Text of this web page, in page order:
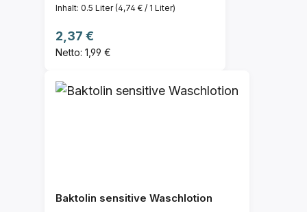
Inhalt: 0.5 Liter(4,74 € / 1 Liter)
Regulärer Preis:
2,37 €
Netto: 1,99 €
Baktolin sensitive Waschlotion